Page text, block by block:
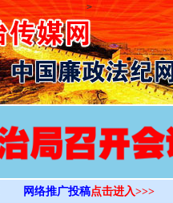
>
网络推广投稿点击进入>>>